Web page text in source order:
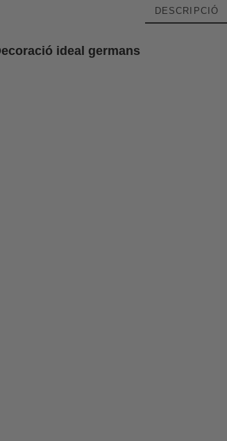
DESCRIPCIÓ
ideal germans